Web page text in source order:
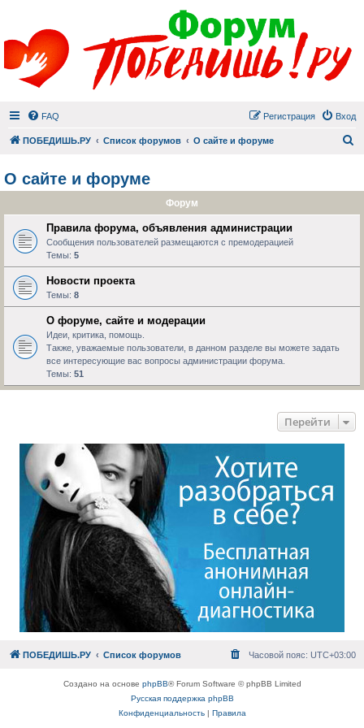
FAQ Вход
Регистрация
ПОБЕДИШЬ.РУ Список форумов О сайте и форуме
О сайте и форуме
Форум
Правила форума, объявления администрации
Сообщения пользователей размещаются с премодерацией
Темы: 5
Новости проекта
Темы: 8
О форуме, сайте и модерации
Идеи, критика, помощь.
Также, уважаемые пользователи, в данном разделе вы можете задать
все интересующие вас вопросы администрации форума.
Темы: 51
Перейти
ПОБЕДИШЬ.РУ Список форумов Часовой пояс: UTC+03:00
Создано на основе phpBB® Forum Software © phpBB Limited
Русская поддержка phpBB
Конфиденциальность| Правила